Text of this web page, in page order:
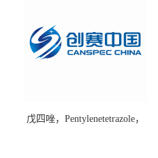
戊四唑，Pentylenetetrazole，